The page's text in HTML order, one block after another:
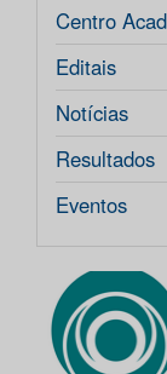
Centro
Editais
Notícias
Resultados
Eventos